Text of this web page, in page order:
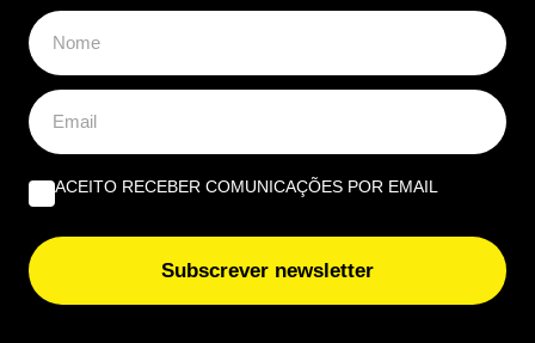
ACEITO RECEBER COMUNICAÇÕES POR EMAIL
Subscrever newsletter